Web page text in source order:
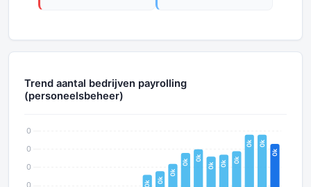
Trend aantal bedrijven payrolling
(personeelsbeheer)